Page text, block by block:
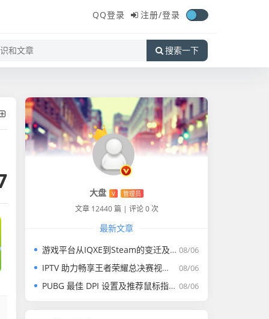
QQ登录 注册/登录
搜索一下
大盘 V 管理员
文章 12440 篇 | 评论 0 次
最新文章
08/06
游戏平台从IQXE到Steam的变迁及体验
08/06
IPTV 助力畅享王者荣耀总决赛视频完整版盛宴
08/06
PUBG 最佳 DPI 设置及推荐鼠标指南